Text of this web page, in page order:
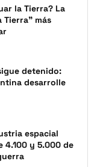
la Tierra? La
Tierra” más
detenido:
desarrolle
espacial
4.100 y 5.000 de